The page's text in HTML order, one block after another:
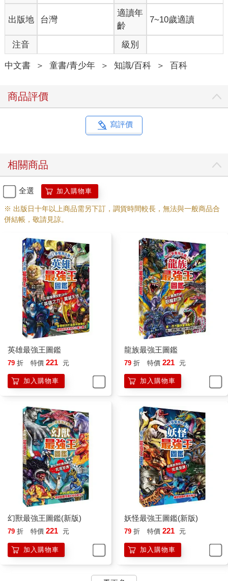
出版地 台灣
適讀年
齡
7~10歲適讀
注音 級別
中文書 ＞ 童書/青少年 ＞ 知識/百科 ＞ 百科
商品評價
寫評價
相關商品
全選 加入購物車
※ 出版日十年以上商品需另下訂，調貨時間較長，無法與一般商品合
併結帳，敬請見諒。
英雄最強王圖鑑
79 折 特價 221 元
加入購物車
龍族最強王圖鑑
79 折 特價 221 元
加入購物車
幻獸最強王圖鑑(新版)
79 折 特價 221 元
加入購物車
妖怪最強王圖鑑(新版)
79 折 特價 221 元
加入購物車